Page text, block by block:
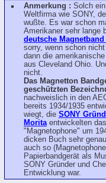
Anmerkung : Solch
Weltfirma wie SONY,
wußte. Es war schon
Amerikaner sehr lange
deutsche
sorry, wenn schon
dann die
aus Cleveland Ohio.
nicht.
Das Magnetton
geschützten
nachweislich in den
bereits 1934/1935
wiegt, die SONY
Moritaentwickelten
"Magnetophone" um
dicken Buch sehr
auch so
Papierbandgerät als
SONY Gründer und
Entwicklung war.